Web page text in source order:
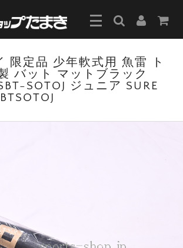
限定品 少年軟式用 魚雷 ト
バット マットブラック
SOTOJ ジュニア SURE